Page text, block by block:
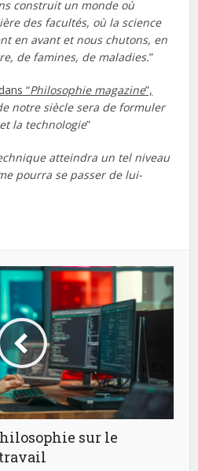
construit un monde où
des facultés, où la science
en avant et nous chutons, en
de famines, de maladies.”
“Philosophie magazine”,
notre siècle sera de formuler
la technologie”
atteindra un tel niveau
pourra se passer de lui-
sur le
travail